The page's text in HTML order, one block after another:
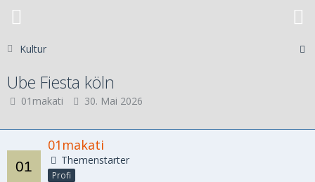
Kultur
Ube Fiesta köln
01makati 30. Mai 2026
01makati
Themenstarter
Profi